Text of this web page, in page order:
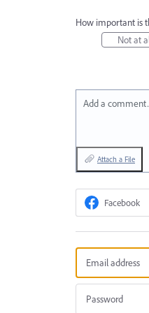
How important is
Not at
Add a
Attach a File
Facebook